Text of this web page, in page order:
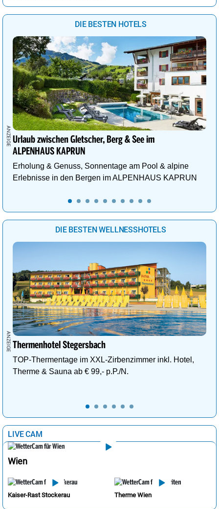
DIE BESTEN HOTELS
Urlaub zwischen Gletscher, Berg & See im
ALPENHAUS KAPRUN
Erholung & Genuss, Sonnentage am Pool & alpine
Erlebnisse in den Bergen im ALPENHAUS KAPRUN
DIE BESTEN WELLNESSHOTELS
Thermenhotel Stegersbach
TOP-Thermentage im XXL-Zirbenzimmer inkl. Hotel,
Therme & Sauna ab € 99,- p.P./N.
LIVE CAM
Wien
Kaiser-Rast Stockerau Therme Wien